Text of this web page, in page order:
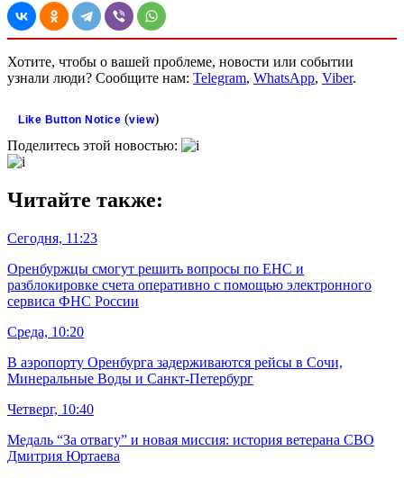
Хотите, чтобы о вашей проблеме, новости или событии
узнали люди? Сообщите нам: Telegram, WhatsApp, Viber.
Like Button Notice (view)
Поделитесь этой новостью:
Читайте также:
Сегодня, 11:23
Оренбуржцы смогут решить вопросы по ЕНС и
разблокировке счета оперативно с помощью электронного
сервиса ФНС России
Среда, 10:20
В аэропорту Оренбурга задерживаются рейсы в Сочи,
Минеральные Воды и Санкт-Петербург
Четверг, 10:40
Медаль “За отвагу” и новая миссия: история ветерана СВО
Дмитрия Юртаева